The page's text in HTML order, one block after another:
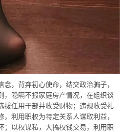
，背弃初心使命，结交政治骗子，
，隐瞒不报家庭房产情况，在组织谈
拔任用干部并收受财物；违规收受礼
利用职权为特定关系人谋取利益，
；以权谋私，大搞权钱交易，利用职